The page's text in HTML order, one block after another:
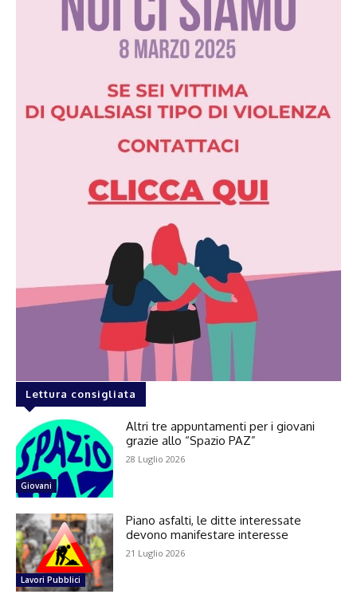
Lettura consigliata
Giovani
Altri tre appuntamenti per i giovani
grazie allo “Spazio PAZ”
28 Luglio 2026
Lavori Pubblici
Piano asfalti, le ditte interessate
devono manifestare interesse
21 Luglio 2026